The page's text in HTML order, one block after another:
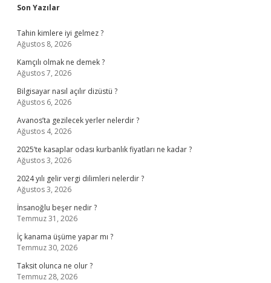
Sidebar
Son Yazılar
Tahin kimlere iyi gelmez ?
Ağustos 8, 2026
Kamçılı olmak ne demek ?
Ağustos 7, 2026
Bilgisayar nasıl açılır dizüstü ?
Ağustos 6, 2026
Avanos’ta gezilecek yerler nelerdir ?
Ağustos 4, 2026
2025’te kasaplar odası kurbanlık fiyatları ne kadar ?
Ağustos 3, 2026
2024 yılı gelir vergi dilimleri nelerdir ?
Ağustos 3, 2026
İnsanoğlu beşer nedir ?
Temmuz 31, 2026
İç kanama üşüme yapar mı ?
Temmuz 30, 2026
Taksit olunca ne olur ?
Temmuz 28, 2026